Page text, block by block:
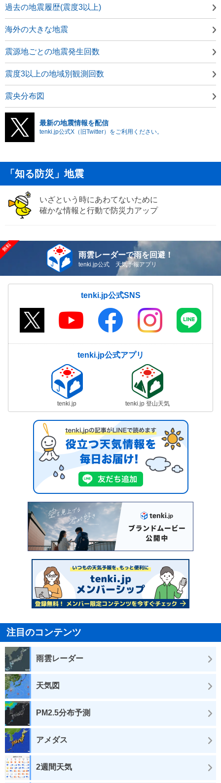
過去の地震履歴(震度3以上)
海外の大きな地震
震源地ごとの地震発生回数
震度3以上の地域別観測回数
震央分布図
最新の地震情報を配信
tenki.jp公式X（旧Twitter）をご利用ください。
「知る防災」地震
いざという時にあわてないために
確かな情報と行動で防災力アップ
雨雲レーダーで雨を回避！
tenki.jp公式 天気予報アプリ
tenki.jp公式SNS
tenki.jp公式アプリ
tenki.jp tenki.jp 登山天気
注目のコンテンツ
雨雲レーダー
天気図
PM2.5分布予測
アメダス
2週間天気